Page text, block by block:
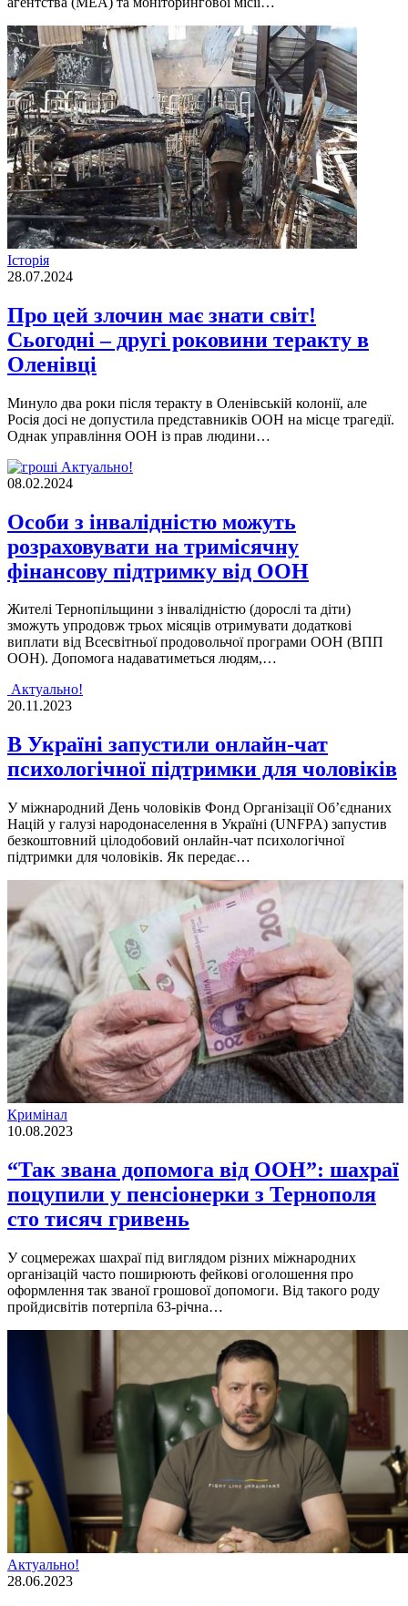
Історія
28.07.2024
Про цей злочин має знати світ!
Сьогодні – другі роковини теракту в
Оленівці
Минуло два роки після теракту в Оленівській колонії, але
Росія досі не допустила представників ООН на місце трагедії.
Однак управління ООН із прав людини…
Актуально!
08.02.2024
Особи з інвалідністю можуть
розраховувати на тримісячну
фінансову підтримку від ООН
Жителі Тернопільщини з інвалідністю (дорослі та діти)
зможуть упродовж трьох місяців отримувати додаткові
виплати від Всесвітньої продовольчої програми ООН (ВПП
ООН). Допомога надаватиметься людям,…
Актуально!
20.11.2023
В Україні запустили онлайн-чат
психологічної підтримки для чоловіків
У мiжнародний День чоловiкiв Фонд Органiзацiї Об’єднаних
Нацiй у галузi народонаселення в Українi (UNFPA) запустив
безкоштовний цiлодобовий онлайн-чат психологiчної
пiдтримки для чоловiкiв. Як передає…
Кримінал
10.08.2023
“Так звана допомога від ООН”: шахраї
поцупили у пенсіонерки з Тернополя
сто тисяч гривень
У соцмережах шахраї пiд виглядом рiзних мiжнародних
органiзацiй часто поширюють фейковi оголошення про
оформлення так званої грошової допомоги. Вiд такого роду
пройдисвiтiв потерпiла 63-рiчна…
Актуально!
28.06.2023